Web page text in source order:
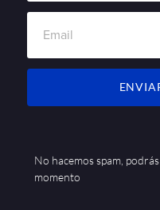
No hacemos spam,
momento